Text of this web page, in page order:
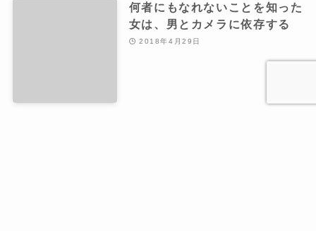
何者にもなれないことを知った
女は、男とカメラに依存する
2018年4月29日